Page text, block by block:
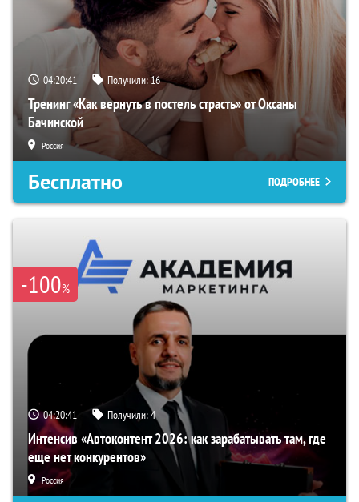
04:20:40 Получили:16
Тренинг «Как вернуть в постель страсть» от Оксаны
Бачинской
Россия
Бесплатно ПОДРОБНЕЕ
-100%
04:20:40 Получили:4
Интенсив «Автоконтент 2026: как зарабатывать там, где
еще нет конкурентов»
Россия